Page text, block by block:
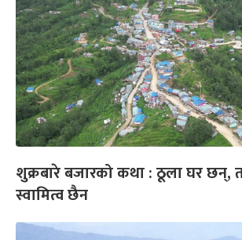
शुक्रबारे बजारको कथा : ठूला घर छन्,
स्वामित्व छैन